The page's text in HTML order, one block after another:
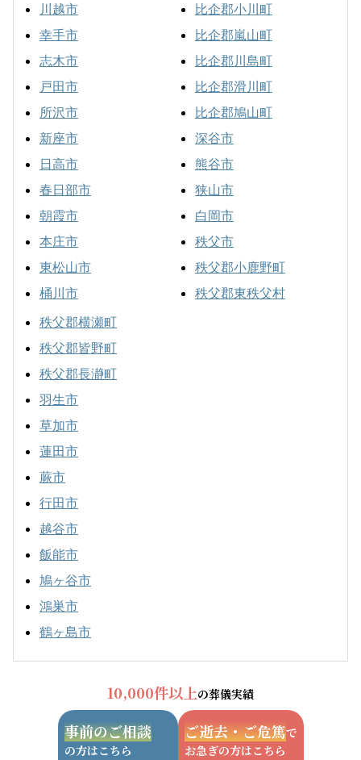
川越市
幸手市
志木市
戸田市
所沢市
新座市
日高市
春日部市
朝霞市
本庄市
東松山市
桶川市
比企郡小川町
比企郡嵐山町
比企郡川島町
比企郡滑川町
比企郡鳩山町
深谷市
熊谷市
狭山市
白岡市
秩父市
秩父郡小鹿野町
秩父郡東秩父村
秩父郡横瀬町
秩父郡皆野町
秩父郡長瀞町
羽生市
草加市
蓮田市
蕨市
行田市
越谷市
飯能市
鳩ヶ谷市
鴻巣市
鶴ヶ島市
10,000件以上の葬儀実績
事前のご相談
の方はこちら
ご逝去・ご危篤で
お急ぎの方はこちら